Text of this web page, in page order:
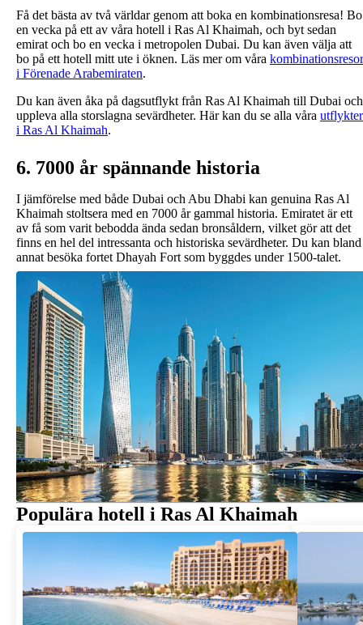
Få det bästa av två världar genom att boka en kombinationsresa! Bo
en vecka på ett av våra hotell i Ras Al Khaimah, och byt sedan
emirat och bo en vecka i metropolen Dubai. Du kan även välja att
bo på ett hotell mitt ute i öknen. Läs mer om våra kombinationsresor
i Förenade Arabemiraten.
Du kan även åka på dagsutflykt från Ras Al Khaimah till Dubai och
uppleva alla storslagna sevärdheter. Här kan du se alla våra utflykter
i Ras Al Khaimah
6. 7000 år spännande historia
I jämförelse med både Dubai och Abu Dhabi kan genuina Ras Al
Khaimah stoltsera med en 7000 år gammal historia. Emiratet är ett
av få som varit bebodda ända sedan bronsåldern, vilket gör att det
finns en hel del intressanta och historiska sevärdheter. Du kan bland
annat besöka fortet Dhayah Fort som byggdes under 1500-talet.
Populära hotell i Ras Al Khaimah